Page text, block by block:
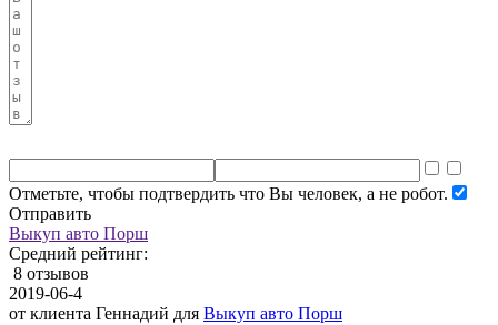
Отметьте, чтобы подтвердить что Вы человек, а не робот.
Отправить
Выкуп авто Порш
Средний рейтинг:
8 отзывов
2019-06-4
от клиента Геннадий для Выкуп авто Порш